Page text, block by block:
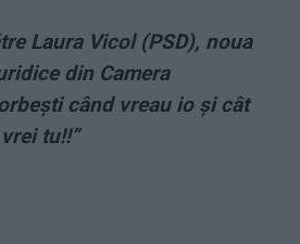
Laura Vicol (PSD), noua
din Camera
când vreau io și cât
tu!​!”